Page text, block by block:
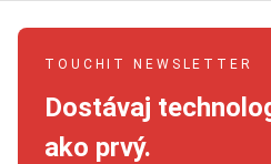
TOUCHIT NEWSLETTER
Dostávaj
ako prvý.